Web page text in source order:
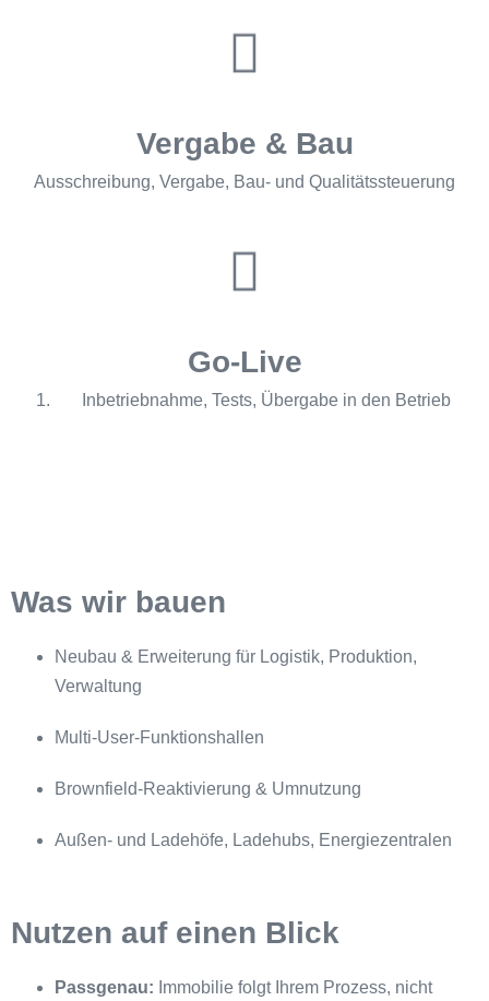
Vergabe & Bau
Ausschreibung, Vergabe, Bau- und Qualitätssteuerung
Go-Live
Inbetriebnahme, Tests, Übergabe in den Betrieb
Was wir bauen
Neubau & Erweiterung für Logistik, Produktion,
Verwaltung
Multi-User-Funktionshallen
Brownfield-Reaktivierung & Umnutzung
Außen- und Ladehöfe, Ladehubs, Energiezentralen
Nutzen auf einen Blick
Passgenau: Immobilie folgt Ihrem Prozess, nicht